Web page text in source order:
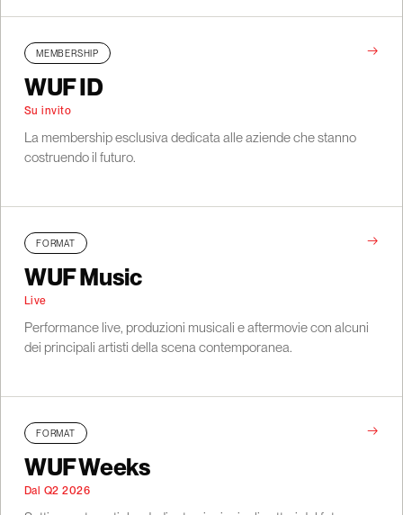
MEMBERSHIP →
WUF ID
Su invito
La membership esclusiva dedicata alle aziende che stanno
costruendo il futuro.
FORMAT →
WUF Music
Live
Performance live, produzioni musicali e aftermovie con alcuni
dei principali artisti della scena contemporanea.
FORMAT →
WUF Weeks
Dal Q2 2026